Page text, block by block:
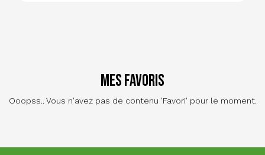
Mes favoris
Ooopss.. Vous n'avez pas de contenu 'Favori' pour le moment.